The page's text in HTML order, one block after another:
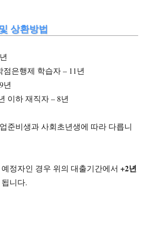
상환방법
점은행제 학습자 – 11년
년
이하 재직자 – 8년
준비생과 사회초년생에 따라 다릅니
예정자인 경우 위의 대출기간에서+2년
니다.